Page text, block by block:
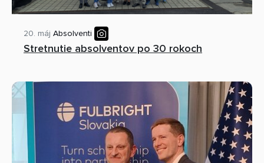
20. máj Absolventi
Stretnutie absolventov po 30 rokoch